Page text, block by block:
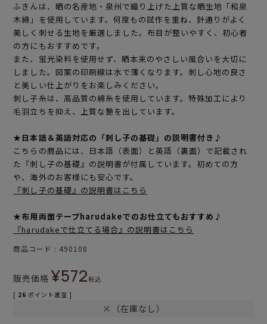
ふきんは、晒の名産地・泉州で織り上げた上質な晒生地「和泉
木綿」を使用しています。何度もの試作を重ね、針通りがよく
美しく刺せる生地を厳選しました。布目が整いやすく、初心者
の方にもおすすめです。
また、蛍光染料を使用せず、晒本来のやさしい風合いを大切に
しました。図案の印刷線は水で薄くなります。刺し心地の良さ
と美しい仕上がりをお楽しみください。
刺し子糸は、高品質の綿糸を使用しています。特殊加工により
毛羽立ちを抑え、上質な艶を出しています。
★日本語＆英語対応の「刺し子の基礎」の説明書付き♪
こちらの商品には、日本語（表面）と英語（裏面）で記載され
た『刺し子の基礎』の説明書が付属しています。初めての方
や、海外のお客様にも安心です。
『刺し子の基礎』の説明書はこちら
★布用両面テープharudakeでのお仕立てもおすすめ♪
『harudakeで仕立てる場合』の説明書はこちら
商品コード 490108
販売価格 ¥572税込
[ 26 ポイント進呈 ]
×（在庫なし）